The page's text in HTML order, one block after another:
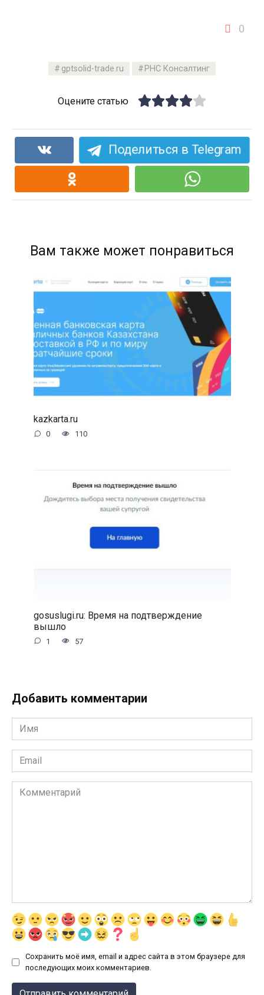
0
gptsolid-trade.ru РНС Консалтинг
Оцените статью
Поделиться в Telegram
Вам также может понравиться
kazkarta.ru
0 110
gosuslugi.ru: Время на подтверждение
вышло
1 57
Добавить комментарии
Имя
*
Email
*
Комментарий
Сохранить моё имя, email и адрес сайта в этом браузере для
последующих моих комментариев.